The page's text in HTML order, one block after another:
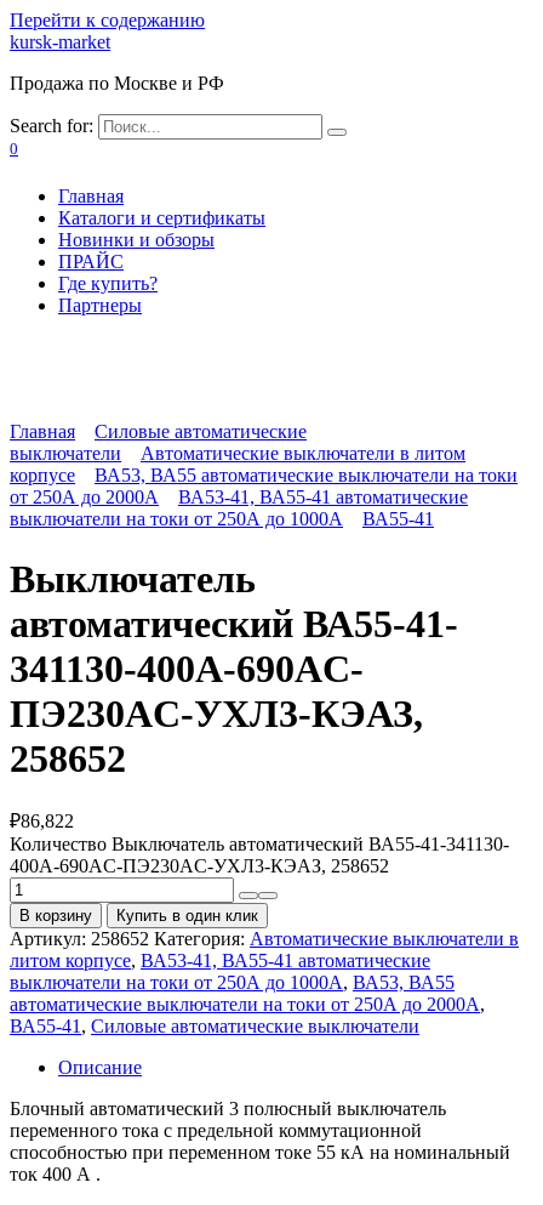
Перейти к содержанию
kursk-market
Продажа по Москве и РФ
Search for:
0
Главная
Каталоги и сертификаты
Новинки и обзоры
ПРАЙС
Где купить?
Партнеры
Главная
Силовые автоматические
выключатели
Автоматические выключатели в литом
корпусе
ВА53, ВА55 автоматические выключатели на токи
от 250А до 2000А
ВА53-41, ВА55-41 автоматические
выключатели на токи от 250А до 1000А
ВА55-41
Выключатель
автоматический ВА55-41-
341130-400А-690AC-
ПЭ230AC-УХЛ3-КЭАЗ,
258652
₽86,822
Количество Выключатель автоматический ВА55-41-341130-
400А-690AC-ПЭ230AC-УХЛ3-КЭАЗ, 258652
В корзину Купить в один клик
Артикул: 258652 Категория: Автоматические выключатели в
литом корпусе, ВА53-41, ВА55-41 автоматические
выключатели на токи от 250А до 1000А, ВА53, ВА55
автоматические выключатели на токи от 250А до 2000А,
ВА55-41 , Силовые автоматические выключатели
Описание
Блочный автоматический 3 полюсный выключатель
переменного тока с предельной коммутационной
способностью при переменном токе 55 кА на номинальный
ток 400 А .